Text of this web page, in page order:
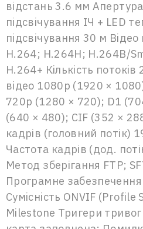
відстань 3.6 мм
підсвічування ІЧ + LED
підсвічування 30 м
H.264; H.264H; H.264B/
H.264+ Кількість
відео 1080p (1920 ×
720p (1280 × 720); D1
(640 × 480); CIF (352 ×
кадрів (головний потік)
Частота кадрів (дод.
Метод зберігання FTP;
Програмне забезпечення
Сумісність ONVIF
Milestone Тригери